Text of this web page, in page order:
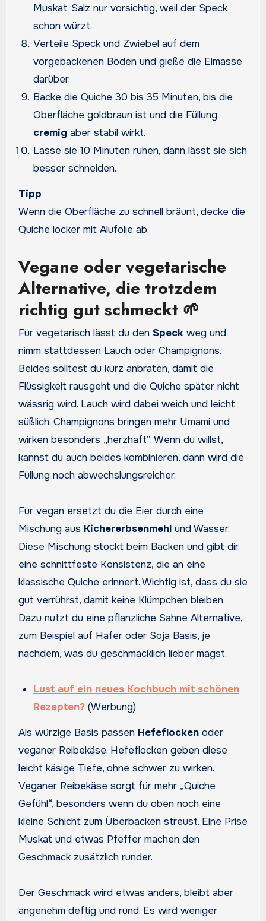
Muskat. Salz nur vorsichtig, weil der Speck
schon würzt.
Verteile Speck und Zwiebel auf dem
vorgebackenen Boden und gieße die Eimasse
darüber.
Backe die Quiche 30 bis 35 Minuten, bis die
Oberfläche goldbraun ist und die Füllung
cremig aber stabil wirkt.
Lasse sie 10 Minuten ruhen, dann lässt sie sich
besser schneiden.
Tipp
Wenn die Oberfläche zu schnell bräunt, decke die
Quiche locker mit Alufolie ab.
Vegane oder vegetarische
Alternative, die trotzdem
richtig gut schmeckt 🌱
Für vegetarisch lässt du den Speckweg und
nimm stattdessen Lauch oder Champignons.
Beides solltest du kurz anbraten, damit die
Flüssigkeit rausgeht und die Quiche später nicht
wässrig wird. Lauch wird dabei weich und leicht
süßlich. Champignons bringen mehr Umami und
wirken besonders „herzhaft“. Wenn du willst,
kannst du auch beides kombinieren, dann wird die
Füllung noch abwechslungsreicher.
Für vegan ersetzt du die Eier durch eine
Mischung aus Kichererbsenmehlund Wasser.
Diese Mischung stockt beim Backen und gibt dir
eine schnittfeste Konsistenz, die an eine
klassische Quiche erinnert. Wichtig ist, dass du sie
gut verrührst, damit keine Klümpchen bleiben.
Dazu nutzt du eine pflanzliche Sahne Alternative,
zum Beispiel auf Hafer oder Soja Basis, je
nachdem, was du geschmacklich lieber magst.
Lust auf ein neues Kochbuch mit schönen
Rezepten? (Werbung)
Als würzige Basis passen Hefeflockenoder
veganer Reibekäse. Hefeflocken geben diese
leicht käsige Tiefe, ohne schwer zu wirken.
Veganer Reibekäse sorgt für mehr „Quiche
Gefühl“, besonders wenn du oben noch eine
kleine Schicht zum Überbacken streust. Eine Prise
Muskat und etwas Pfeffer machen den
Geschmack zusätzlich runder.
Der Geschmack wird etwas anders, bleibt aber
angenehm deftig und rund. Es wird weniger